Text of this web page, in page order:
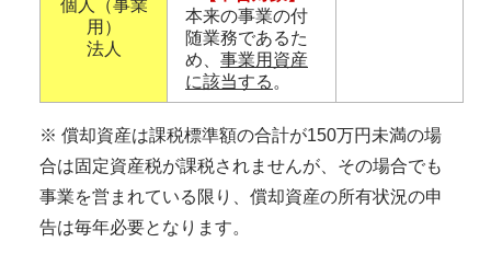
個人（事業
用）
法人
本来の事業の付
随業務であるた
め、 事業用資産
に該当する 。
※ 償却資産は課税標準額の合計が150万円未満の場
合は固定資産税が課税されませんが、その場合でも
事業を営まれている限り、償却資産の所有状況の申
告は毎年必要となります。